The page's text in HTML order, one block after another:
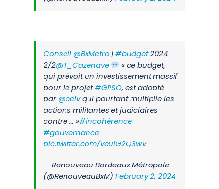
Conseil @BxMetro |#budget2024
2/2@T_Cazenave
« ce budget,
qui prévoit un investissement massif
pour le projet#GPSO, est adopté
par @eelvqui pourtant multiplie les
actions militantes et judiciaires
contre … »#incohérence
#gouvernance
pic.twitter.com/veuiG2Q3wV
— Renouveau Bordeaux Métropole
(@RenouveauBxM) February 2, 2024